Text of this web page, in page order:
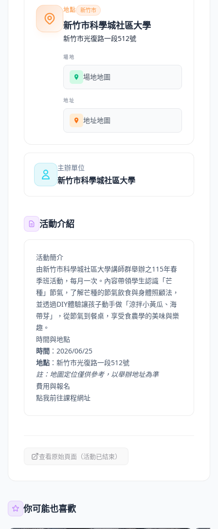
地點 新竹市
新竹市科學城社區大學
新竹市光復路一段512號
場地
場地地圖
地址
地址地圖
主辦單位
新竹市科學城社區大學
活動介紹
活動簡介
由新竹市科學城社區大學講師群舉辦之115年春
季班活動，每月一次。內容帶領學生認識「芒
種」節氣，了解芒種的節氣飲食與身體照顧法，
並透過DIY體驗讓孩子動手做「涼拌小黃瓜、海
帶芽」，從節氣到餐桌，享受食農學的美味與樂
趣。
時間與地點
時間 ：2026/06/25
地點 ：新竹市光復路一段512號
註：地圖定位僅供參考，以舉辦地址為準
費用與報名
點我前往課程網址
查看原始頁面（活動已結束）
你可能也喜歡